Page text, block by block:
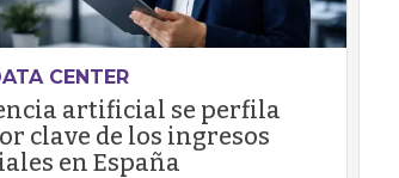
CENTER
artificial se perfila
clave de los ingresos
en España